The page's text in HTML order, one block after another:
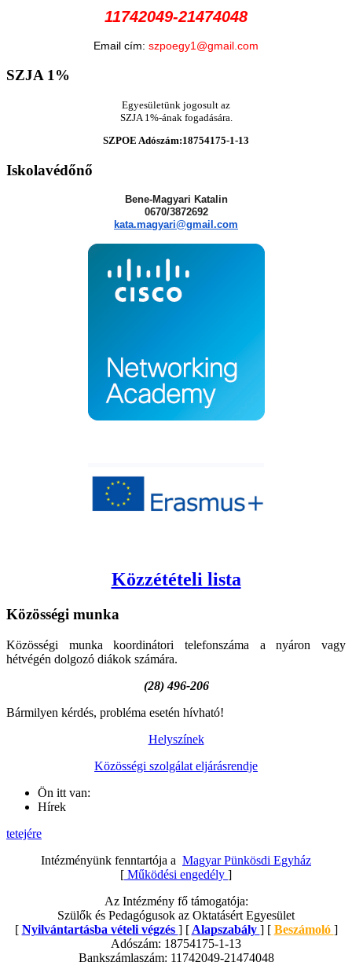
11742049-21474048
Email cím: szpoegy1@gmail.com
SZJA1%
Egyesületünk jogosult az
SZJA 1%-ának fogadására.
SZPOE Adószám:18754175-1-13
Iskolavédőnő
Bene-Magyari Katalin
0670/3872692
kata.magyari@gmail.com
Közzétételi lista
Közösségi munka
Közösségi munka koordinátori telefonszáma a nyáron vagy
hétvégén dolgozó diákok számára.
(28) 496-206
Bármilyen kérdés, probléma esetén hívható!
Helyszínek
Közösségi szolgálat eljárásrendje
Ön itt van:
Hírek
tetejére
Intézményünk fenntartója a Magyar Pünkösdi Egyház
[ Működési engedély ]
Az Intézmény fő támogatója:
Szülők és Pedagógusok az Oktatásért Egyesület
[ Nyilvántartásba vételi végzés ] [ Alapszabály ] [ Beszámoló ]
Adószám: 18754175-1-13
Bankszámlaszám: 11742049-21474048